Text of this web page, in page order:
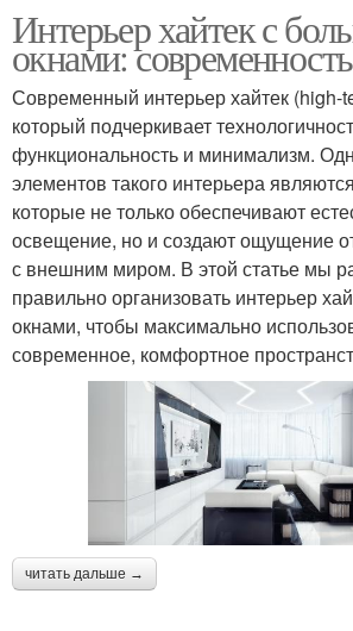
Интерьер хайтек с
окнами:
Современный интерьер хайтек (high-
который подчеркивает
функциональность и минимализм.
элементов такого интерьера
которые не только обеспечивают
освещение, но и создают ощущение
с внешним миром. В этой статье мы
правильно организовать интерьер
окнами, чтобы максимально
современное, комфортное
читать дальше →